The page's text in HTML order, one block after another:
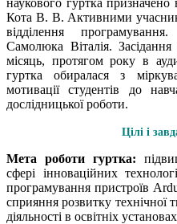
Кота В. В. Активними
відділення
Самолюка Віталія.
місяць, протягом року в
гуртка обиралася з
мотивації студентів до
дослідницької роботи.
Цілі і
Мета роботи гуртка:
сфері інноваційних
програмування пристроїв
сприяння розвитку технічної
діяльності в освітніх